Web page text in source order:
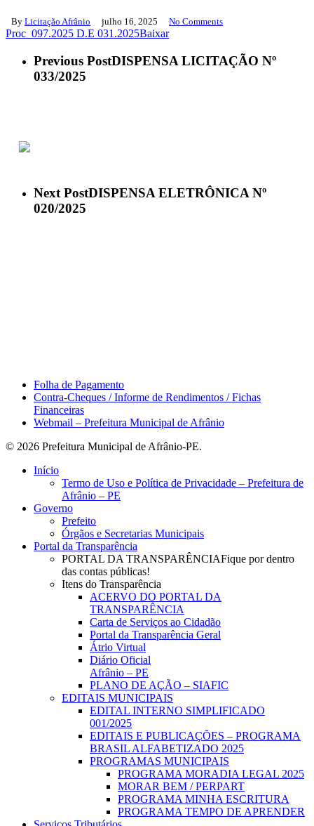
By Licitação Afrânio julho 16, 2025 No Comments
Proc_097.2025 D.E 031.2025Baixar
Previous PostDISPENSA LICITAÇÃO Nº
033/2025
Next PostDISPENSA ELETRÔNICA Nº
020/2025
Folha de Pagamento
Contra-Cheques / Informe de Rendimentos / Fichas
Financeiras
Webmail – Prefeitura Municipal de Afrânio
© 2026 Prefeitura Municipal de Afrânio-PE.
Close
Início
Termo de Uso e Política de Privacidade – Prefeitura de
Afrânio – PE
Governo
Prefeito
Órgãos e Secretarias Municipais
Portal da Transparência
PORTAL DA TRANSPARÊNCIAFique por dentro
das contas públicas!
Itens do Transparência
ACERVO DO PORTAL DA
TRANSPARÊNCIA
Carta de Serviços ao Cidadão
Portal da Transparência Geral
Átrio Virtual
Diário Oficial
Afrânio – PE
PLANO DE AÇÃO – SIAFIC
EDITAIS MUNICIPAIS
EDITAL INTERNO SIMPLIFICADO
001/2025
EDITAIS E PUBLICAÇÕES – PROGRAMA
BRASIL ALFABETIZADO 2025
PROGRAMAS MUNICIPAIS
PROGRAMA MORADIA LEGAL 2025
MORAR BEM / PERPART
PROGRAMA MINHA ESCRITURA
PROGRAMA TEMPO DE APRENDER